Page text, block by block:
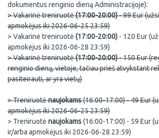
dokumentus renginio dieną Administracijoje):
> Vakarinė treniruotė(17:00-20:00)- 99 Eur
apmokėjus iki 2026-06-25 23:59)
> Vakarinė treniruotė (17:00-20:00) - 120 Eur
apmokėjus iki 2026-06-28 23:59)
> Vakarinė treniruotė(17:00-20:00)- 150 Eur
renginio dieną, vietoje, tačiau prieš atvykstant
pasiteirauti, ar yra vietų)
> Treniruotėnaujokams(16:00-17:00) - 49 Eur
apmokėjus iki 2026-06-25 23:59)
> Treniruotė naujokams(16:00-17:00) - 59 Eur
ir/arba apmokėjus iki 2026-06-28 23:59)